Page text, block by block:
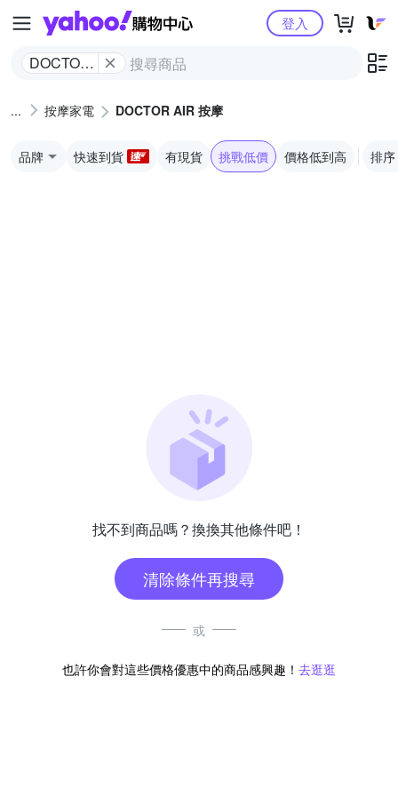
Yahoo購物中心
DOCTOR
登入
按摩家電 DOCTOR AIR 按摩
品牌 快速到貨 有現貨 挑戰低價 價格低到高 排序
找不到商品嗎？換換其他條件吧！
清除條件再搜尋
或
也許你會對這些價格優惠中的商品感興趣！ 去逛逛